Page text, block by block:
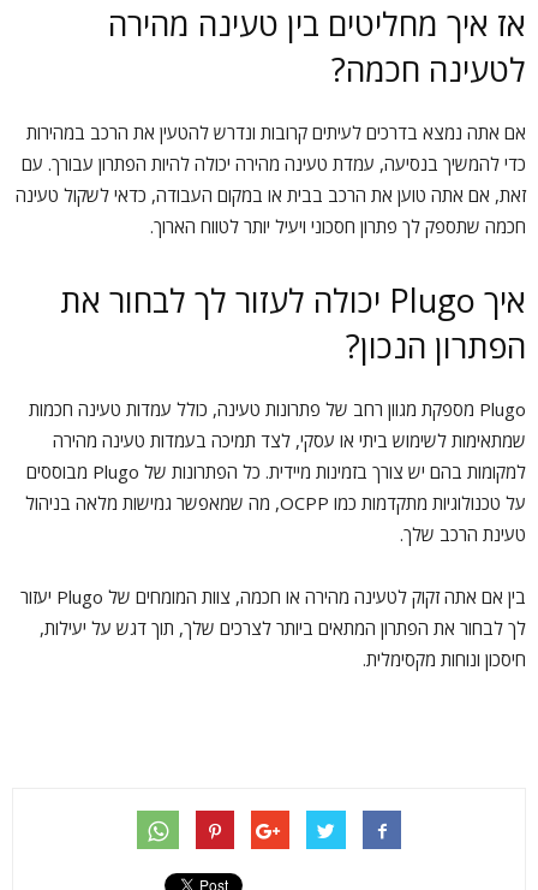
אז איך מחליטים בין טעינה מהירה
לטעינה חכמה?
אם אתה נמצא בדרכים לעיתים קרובות ונדרש להטעין את הרכב במהירות
כדי להמשיך בנסיעה, עמדת טעינה מהירה יכולה להיות הפתרון עבורך. עם
זאת, אם אתה טוען את הרכב בבית או במקום העבודה, כדאי לשקול טעינה
חכמה שתספק לך פתרון חסכוני ויעיל יותר לטווח הארוך.
איך Plugo יכולה לעזור לך לבחור את
הפתרון הנכון?
Plugo מספקת מגוון רחב של פתרונות טעינה, כולל עמדות טעינה חכמות
שמתאימות לשימוש ביתי או עסקי, לצד תמיכה בעמדות טעינה מהירה
למקומות בהם יש צורך בזמינות מיידית. כל הפתרונות של Plugo מבוססים
על טכנולוגיות מתקדמות כמו OCPP, מה שמאפשר גמישות מלאה בניהול
טעינת הרכב שלך.
בין אם אתה זקוק לטעינה מהירה או חכמה, צוות המומחים של Plugo יעזור
לך לבחור את הפתרון המתאים ביותר לצרכים שלך, תוך דגש על יעילות,
חיסכון ונוחות מקסימלית.